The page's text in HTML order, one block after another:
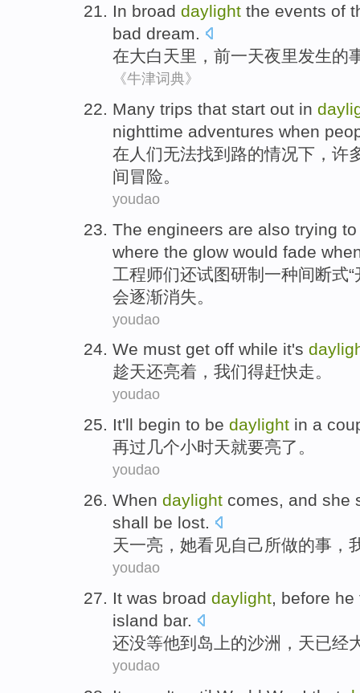
In broad daylight the events of
bad dream.
在大白天里， 前一天夜里发生的
《牛津词典》
Many trips that start out in
nighttime adventures when
在 人们无法找到路的情况下，许
间冒险。
youdao
The engineers are also trying
where the glow would fade
工程师们还试图研制一种间断式
会逐渐消失。
youdao
We must get off while it's
趁天还亮着， 我们得赶快走。
youdao
It'll begin to be daylight in a
再过几个小时天就要亮了。
youdao
When daylight comes, and she
shall be lost.
天一亮， 她看见自己所做的事，
youdao
It was broad daylight, before he
island bar.
还没等他到 岛上的沙洲，天已经
youdao